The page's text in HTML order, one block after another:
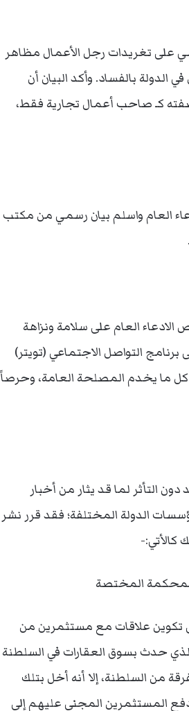
على تغريدات رجل الأعمال مظاهر
بالفساد. وأكد البيان أن
كـ صاحب أعمال تجارية فقط،
العام واسلم بيان رسمي من مكتب
الادعاء العام على سلامة ونزاهة
برنامج التواصل الاجتماعي (تويتر)
كل ما يخدم المصلحة العامة، وحرصاً
التأثر لما قد يثار من أخبار
الدولة المختلفة؛ فقد قرر نشر
كالأتي:-
المحكمة المختصة
تكوين علاقات مع مستثمرين من
حدث بسوق العقارات في السلطنة
من السلطنة، إلا أنه أخل بتلك
المستثمرين المجني عليهم إلى